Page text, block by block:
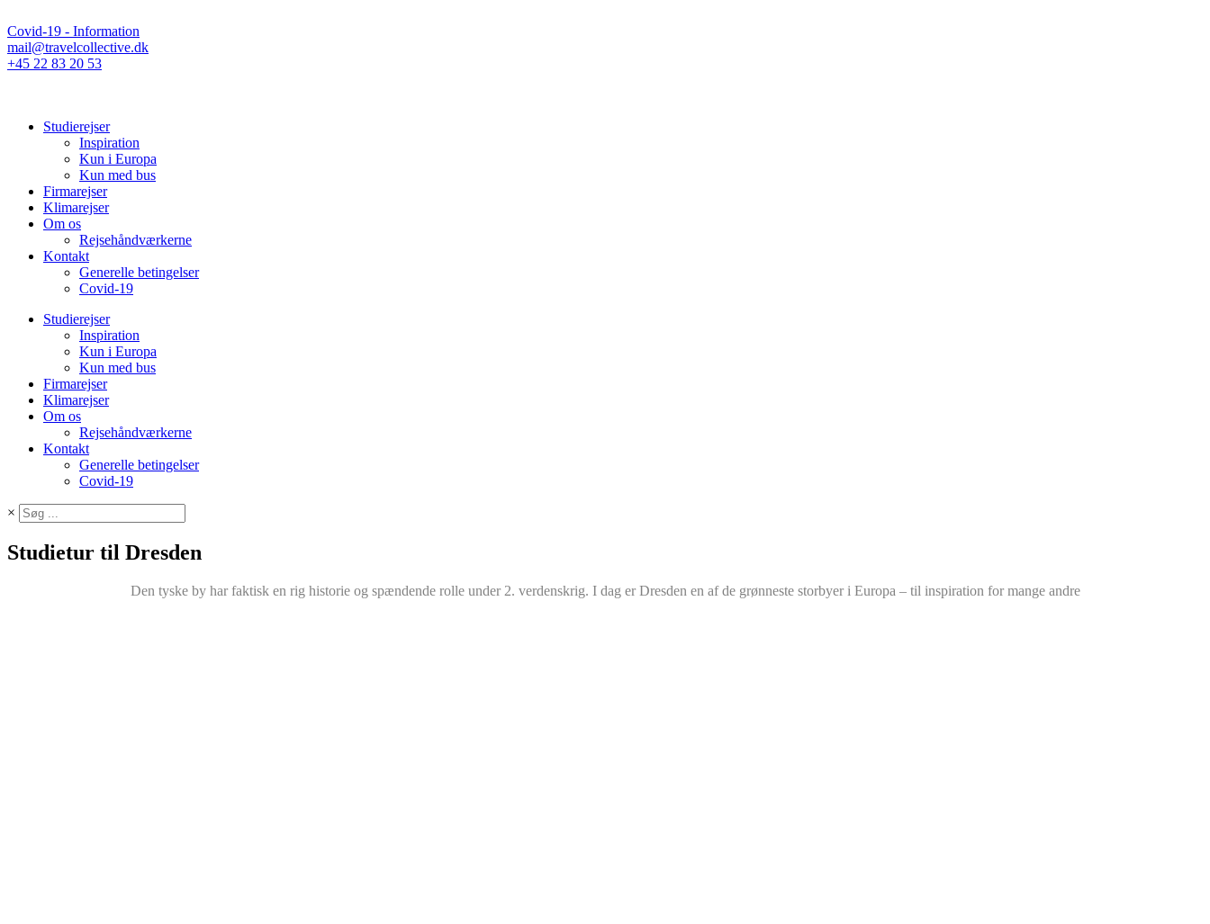
Covid-19 - Information
mail@travelcollective.dk
+45 22 83 20 53
Studierejser
Inspiration
Kun i Europa
Kun med bus
Firmarejser
Klimarejser
Om os
Rejsehåndværkerne
Kontakt
Generelle betingelser
Covid-19
Studierejser
Inspiration
Kun i Europa
Kun med bus
Firmarejser
Klimarejser
Om os
Rejsehåndværkerne
Kontakt
Generelle betingelser
Covid-19
×
Studietur til Dresden
Den tyske by har faktisk en rig historie og spændende rolle under 2. verdenskrig. I dag er Dresden en af de grønneste storbyer i Europa – til inspiration for mange andre